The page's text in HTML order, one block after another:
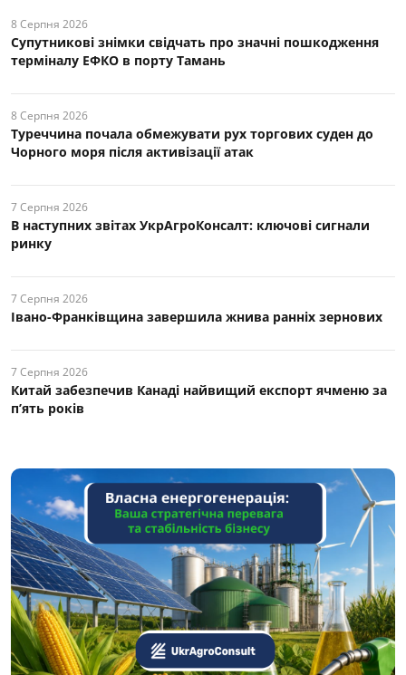
8 Серпня 2026
Супутникові знімки свідчать про значні пошкодження
терміналу ЕФКО в порту Тамань
8 Серпня 2026
Туреччина почала обмежувати рух торгових суден до
Чорного моря після активізації атак
7 Серпня 2026
В наступних звітах УкрАгроКонсалт: ключові cигнали
ринку
7 Серпня 2026
Івано-Франківщина завершила жнива ранніх зернових
7 Серпня 2026
Китай забезпечив Канаді найвищий експорт ячменю за
п’ять років